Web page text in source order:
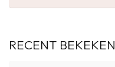
RECENT BEKEKEN